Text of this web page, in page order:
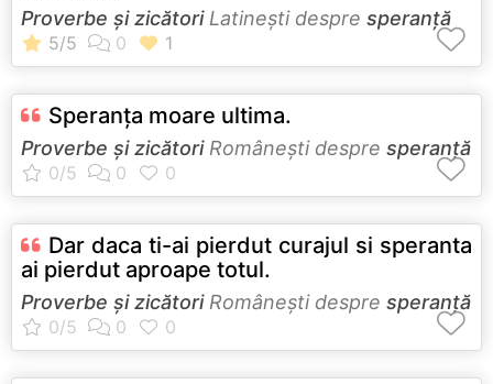
Proverbe și zicătoriLatineşti despre speranță
Speranţa moare ultima.
Proverbe și zicătoriRomâneşti despre speranță
Dar daca ti-ai pierdut curajul si speranta
ai pierdut aproape totul.
Proverbe și zicătoriRomâneşti despre speranță